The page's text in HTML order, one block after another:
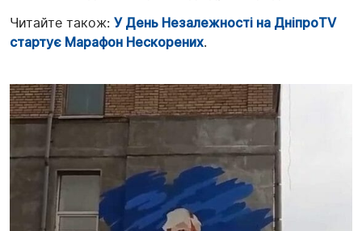
Читайте також: У День Незалежності на ДніпроTV
стартує Марафон Нескорених.